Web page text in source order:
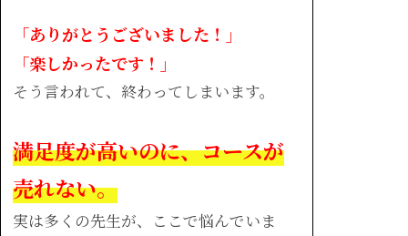
「ありがとうございました！」
「楽しかったです！」
そう言われて、終わってしまいます。
満足度が高いのに、コースが
売れない。
実は多くの先生が、ここで悩んでいま